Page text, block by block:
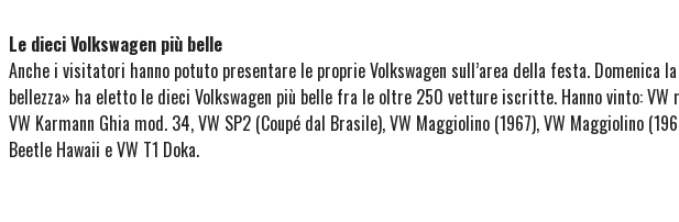
Le dieci Volkswagen più belle
Anche i visitatori hanno potuto presentare le proprie Volkswagen sull’area della festa. Domenica
bellezza» ha eletto le dieci Volkswagen più belle fra le oltre 250 vetture iscritte. Hanno vinto: VW
VW Karmann Ghia mod. 34, VW SP2 (Coupé dal Brasile), VW Maggiolino (1967), VW Maggiolino
Beetle Hawaii e VW T1 Doka.